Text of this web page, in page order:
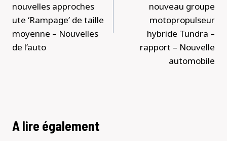
nouvelles approches
ute ‘Rampage’ de taille
moyenne – Nouvelles
de l’auto
nouveau groupe
motopropulseur
hybride Tundra –
rapport – Nouvelle
automobile
A lire également